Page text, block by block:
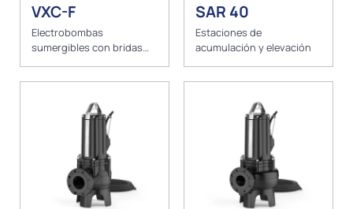
VXC-F
Electrobombas
sumergibles con bridas
SAR 40
Estaciones de
acumulación y elevación